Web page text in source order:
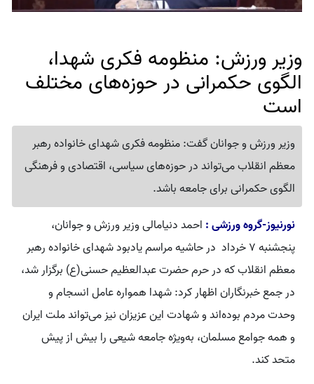
وزیر ورزش: منظومه فکری شهدا،
الگوی حکمرانی در حوزه‌های مختلف
است
وزیر ورزش و جوانان گفت: منظومه فکری شهدای خانواده رهبر
معظم انقلاب می‌تواند در حوزه‌های سیاسی، اقتصادی و فرهنگی
الگوی حکمرانی برای جامعه باشد.
نورنیوز-گروه ورزشی : احمد دنیامالی وزیر ورزش و جوانان،
پنجشنبه ۷ خرداد در حاشیه مراسم یادبود شهدای خانواده رهبر
معظم انقلاب که در حرم حضرت عبدالعظیم حسنی(ع) برگزار شد،
در جمع خبرنگاران اظهار کرد: شهدا همواره عامل انسجام و
وحدت مردم بوده‌اند و شهادت این عزیزان نیز می‌تواند ملت ایران
و همه جوامع مسلمان، به‌ویژه جامعه شیعی را بیش از پیش
متحد کند.